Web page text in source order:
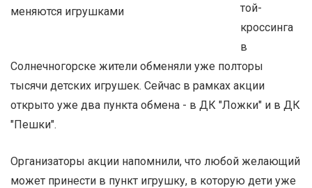
той-
кроссинга
в
Солнечногорске жители обменяли уже полторы
тысячи детских игрушек. Сейчас в рамках акции
открыто уже два пункта обмена - в ДК "Ложки" и в ДК
"Пешки".
Организаторы акции напомнили, что любой желающий
может принести в пункт игрушку, в которую дети уже